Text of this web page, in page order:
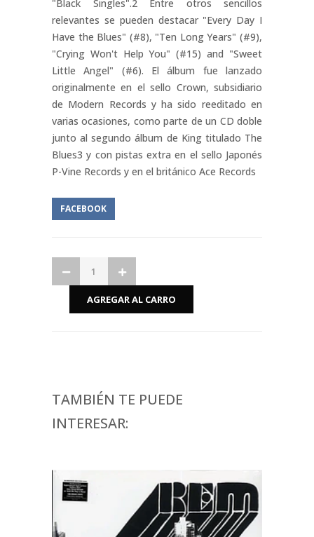
"Black Singles".2​ Entre otros sencillos
relevantes se pueden destacar "Every Day I
Have the Blues" (#8), "Ten Long Years" (#9),
"Crying Won't Help You" (#15) and "Sweet
Little Angel" (#6). El álbum fue lanzado
originalmente en el sello Crown, subsidiario
de Modern Records y ha sido reeditado en
varias ocasiones, como parte de un CD doble
junto al segundo álbum de King titulado The
Blues3​ y con pistas extra en el sello Japonés
P-Vine Records y en el británico Ace Records
FACEBOOK
TAMBIÉN TE PUEDE
INTERESAR: